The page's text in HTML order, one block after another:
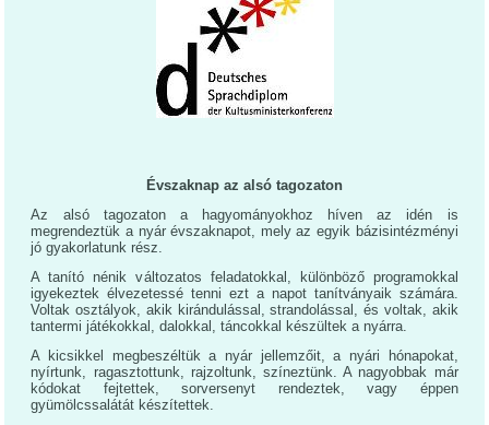
Évszaknap az alsó tagozaton
Az alsó tagozaton a hagyományokhoz híven az idén is
megrendeztük a nyár évszaknapot, mely az egyik bázisintézményi
jó gyakorlatunk rész.
A tanító nénik változatos feladatokkal, különböző programokkal
igyekeztek élvezetessé tenni ezt a napot tanítványaik számára.
Voltak osztályok, akik kirándulással, strandolással, és voltak, akik
tantermi játékokkal, dalokkal, táncokkal készültek a nyárra.
A kicsikkel megbeszéltük a nyár jellemzőit, a nyári hónapokat,
nyírtunk, ragasztottunk, rajzoltunk, színeztünk. A nagyobbak már
kódokat fejtettek, sorversenyt rendeztek, vagy éppen
gyümölcssalátát készítettek.